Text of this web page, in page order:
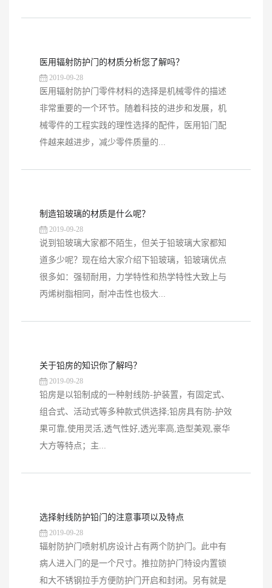
医用辐射防护门的材质分析您了解吗？
2019-09-28
医用辐射防护门零件材料的选择是机械零件的描述
非常重要的一个环节。随着科技的进步和发展，机
械零件的工程实践的理性选择的配件，医用铅门配
件越来越进步，减少零件质量的...
制造铅玻璃的材质是什么呢？
2019-09-28
说到铅玻璃大家都不陌生，但关于铅玻璃大家都知
道多少呢？现在给大家介绍下铅玻璃，铅玻璃优点
很多如：强韧耐用，力学特性和热学特性大致上与
丙烯树脂相同，耐冲击性也极大...
关于铅房的知识你了解吗？
2019-09-28
铅房是以铅制成的一种射线防-护装置，有固定式、
组合式、活动式等多种款式供选择;铅房具有防-护效
果可靠,使用灵活,透气性好,透光率高,造型美观,豪华
大方等特点；主...
选择射线防护铅门的注意事项以及特点
2019-09-28
辐射防护门喷射机房设计占有两个防护门。此中有
病人进入门的是一个尺寸。推拉防护门特设内置锁
和大不锈钢拉手方便防护门开启和封闭。另有就是